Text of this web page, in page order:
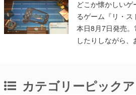
どこか懐かしい
るゲーム『リ・
本日8月7日発売
したりしながら
カテゴリーピック